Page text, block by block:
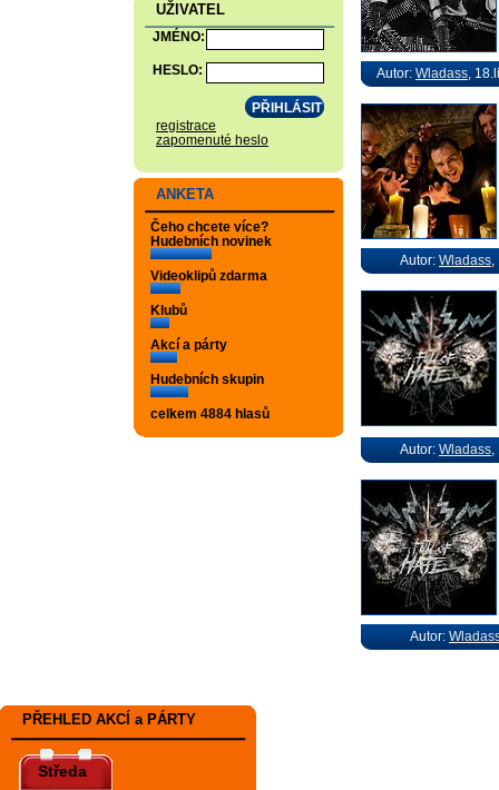
UŽIVATEL
JMÉNO:
HESLO:
registrace
zapomenuté heslo
ANKETA
Čeho chcete více?
Hudebních novinek
Videoklipů zdarma
Klubů
Akcí a párty
Hudebních skupin
celkem 4884 hlasů
Autor: Wladass ,
Autor: Wladass
Autor: Wladass
Autor:
PŘEHLED AKCÍ a PÁRTY
Středa